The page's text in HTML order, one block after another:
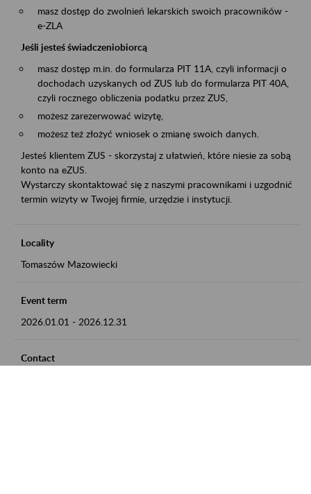
masz dostęp do zwolnień lekarskich swoich pracowników -
e-ZLA
Jeśli jesteś świadczeniobiorcą
masz dostęp m.in. do formularza PIT 11A, czyli informacji o
dochodach uzyskanych od ZUS lub do formularza PIT 40A,
czyli rocznego obliczenia podatku przez ZUS,
możesz zarezerwować wizytę,
możesz też złożyć wniosek o zmianę swoich danych.
Jesteś klientem ZUS - skorzystaj z ułatwień, które niesie za sobą
konto na eZUS.
Wystarczy skontaktować się z naszymi pracownikami i uzgodnić
termin wizyty w Twojej firmie, urzędzie i instytucji.
Locality
Tomaszów Mazowiecki
Event term
2026.01.01 - 2026.12.31
Contact